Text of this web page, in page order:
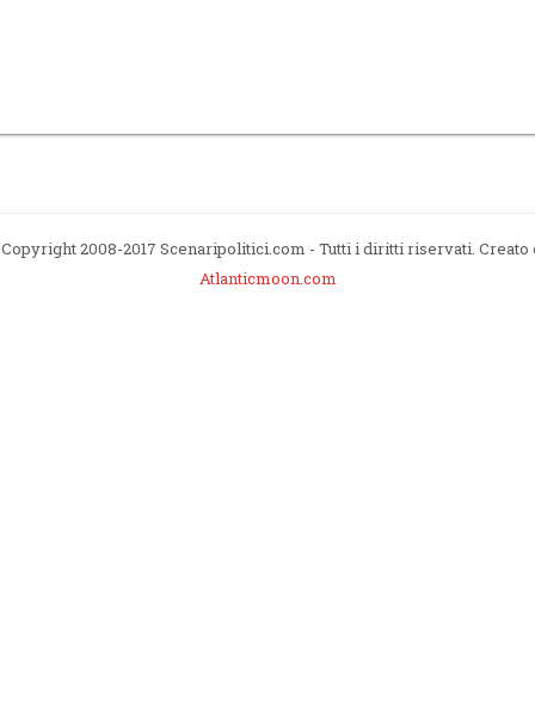
2008-2017 Scenaripolitici.com - Tutti i diritti riservati. Creato
Atlanticmoon.com